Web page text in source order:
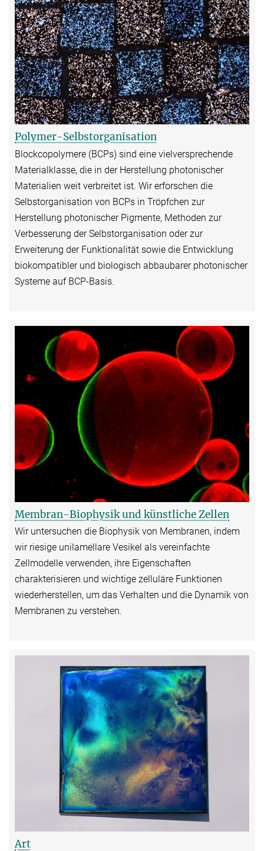
Polymer-Selbstorganisation
Blockcopolymere (BCPs) sind eine vielversprechende
Materialklasse, die in der Herstellung photonischer
Materialien weit verbreitet ist. Wir erforschen die
Selbstorganisation von BCPs in Tröpfchen zur
Herstellung photonischer Pigmente, Methoden zur
Verbesserung der Selbstorganisation oder zur
Erweiterung der Funktionalität sowie die Entwicklung
biokompatibler und biologisch abbaubarer photonischer
Systeme auf BCP-Basis.
Membran-Biophysik und künstliche Zellen
Wir untersuchen die Biophysik von Membranen, indem
wir riesige unilamellare Vesikel als vereinfachte
Zellmodelle verwenden, ihre Eigenschaften
charakterisieren und wichtige zelluläre Funktionen
wiederherstellen, um das Verhalten und die Dynamik von
Membranen zu verstehen.
Art